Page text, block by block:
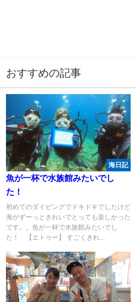
おすすめの記事
海日記
魚が一杯で水族館みたいでし
た！
初めてのダイビングでドキドキでしたけど
海がずーっときれいでとっても楽しかった
です。。魚が一杯で水族館みたいでし
た！ 【エトゥー】 すごくきれ...